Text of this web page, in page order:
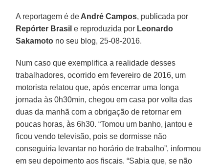
A reportagem é de André Campos, publicada por
Repórter Brasil e reproduzida por Leonardo
Sakamoto no seu blog, 25-08-2016.
Num caso que exemplifica a realidade desses
trabalhadores, ocorrido em fevereiro de 2016, um
motorista relatou que, após encerrar uma longa
jornada às 0h30min, chegou em casa por volta das
duas da manhã com a obrigação de retornar em
poucas horas, às 6h30. “Tomou um banho, jantou e
ficou vendo televisão, pois se dormisse não
conseguiria levantar no horário de trabalho”, informou
em seu depoimento aos fiscais. “Sabia que, se não